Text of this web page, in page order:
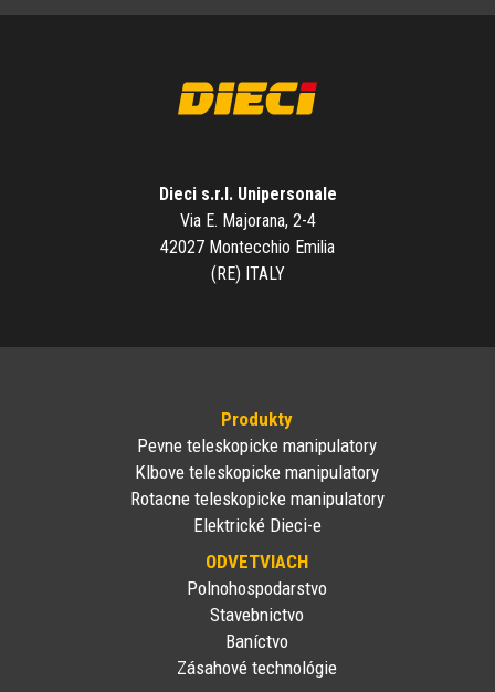
Dieci s.r.l. Unipersonale
Via E. Majorana, 2-4
42027 Montecchio Emilia
(RE) ITALY
Produkty
Pevne teleskopicke manipulatory
Klbove teleskopicke manipulatory
Rotacne teleskopicke manipulatory
Elektrické Dieci-e
ODVETVIACH
Polnohospodarstvo
Stavebnictvo
Baníctvo
Zásahové technológie